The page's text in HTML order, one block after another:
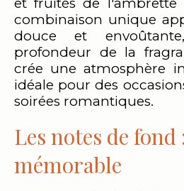
combinaison unique
douce et
profondeur de la
crée une atmosphère
idéale pour des
soirées romantiques.
Les notes de
mémorable